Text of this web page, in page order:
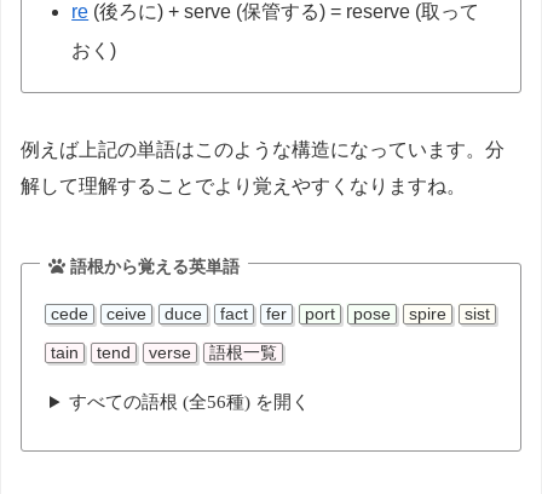
re (後ろに) + serve (保管する) = reserve (取って
おく)
例えば上記の単語はこのような構造になっています。分
解して理解することでより覚えやすくなりますね。
語根から覚える英単語
cede ceive duce fact fer port pose spire sist
tain tend verse 語根一覧
すべての語根 (全56種) を開く